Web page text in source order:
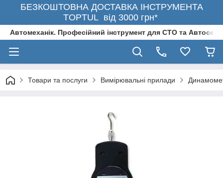
БЕЗКОШТОВНА ДОСТАВКА ІНСТРУМЕНТА
TOPTUL від 3000 грн*
Автомеханік. Професійний інструмент для СТО та
Товари та послуги Вимірювальні прилади